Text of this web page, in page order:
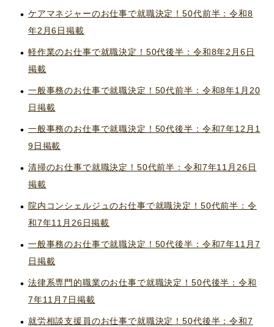
ケアマネジャーのお仕事で就職決定！50代前半：令和8
年2月6日掲載
軽作業のお仕事で就職決定！50代後半：令和8年2月6日
掲載
一般事務のお仕事で就職決定！50代前半：令和8年1月20
日掲載
一般事務のお仕事で就職決定！50代後半：令和7年12月1
9日掲載
清掃のお仕事で就職決定！50代前半：令和7年11月26日
掲載
院内コンシェルジュのお仕事で就職決定！50代前半：令
和7年11月26日掲載
一般事務のお仕事で就職決定！50代後半：令和7年11月7
日掲載
法律系専門的職業のお仕事で就職決定！50代後半：令和
7年11月7日掲載
就労相談支援員のお仕事で就職決定！50代後半：令和7